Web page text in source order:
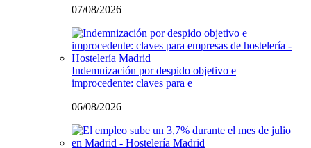
07/08/2026
Indemnización por despido objetivo e
improcedente: claves para e
06/08/2026